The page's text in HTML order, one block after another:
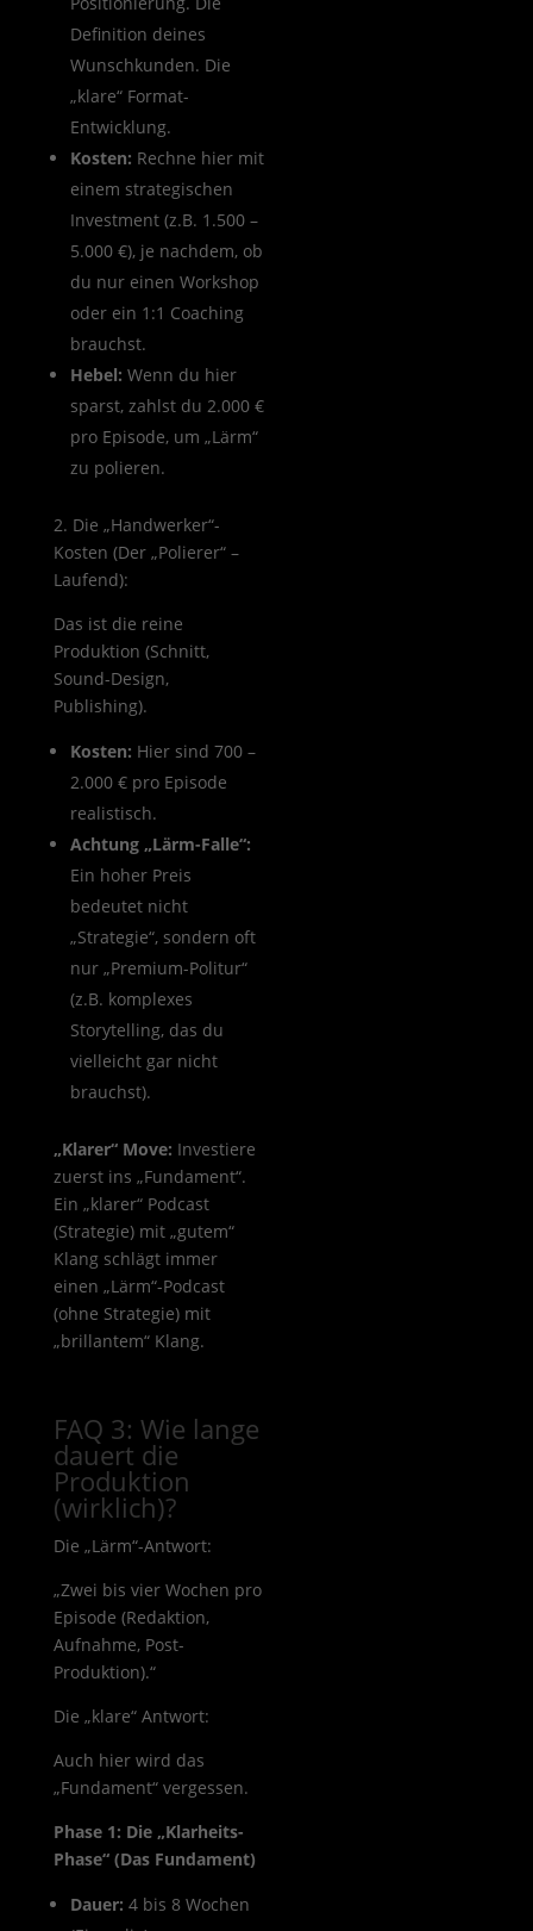
Definition deines
Wunschkunden. Die
„klare“ Format-
Entwicklung.
Kosten: Rechne hier mit
einem strategischen
Investment (z.B. 1.500 –
5.000 €), je nachdem, ob
du nur einen Workshop
oder ein 1:1 Coaching
brauchst.
Hebel: Wenn du hier
sparst, zahlst du 2.000 €
pro Episode, um „Lärm“
zu polieren.
2. Die „Handwerker“-
Kosten (Der „Polierer“ –
Laufend):
Das ist die reine
Produktion (Schnitt,
Sound-Design,
Publishing).
Kosten: Hier sind 700 –
2.000 € pro Episode
realistisch.
Achtung „Lärm-Falle“:
Ein hoher Preis
bedeutet nicht
„Strategie“, sondern oft
nur „Premium-Politur“
(z.B. komplexes
Storytelling, das du
vielleicht gar nicht
brauchst).
„Klarer“ Move: Investiere
zuerst ins „Fundament“.
Ein „klarer“ Podcast
(Strategie) mit „gutem“
Klang schlägt immer
einen „Lärm“-Podcast
(ohne Strategie) mit
„brillantem“ Klang.
FAQ 3: Wie lange
dauert die
Produktion
(wirklich)?
Die „Lärm“-Antwort:
„Zwei bis vier Wochen pro
Episode (Redaktion,
Aufnahme, Post-
Produktion).“
Die „klare“ Antwort:
Auch hier wird das
„Fundament“ vergessen.
Phase 1: Die „Klarheits-
Phase“ (Das Fundament)
Dauer: 4 bis 8 Wochen